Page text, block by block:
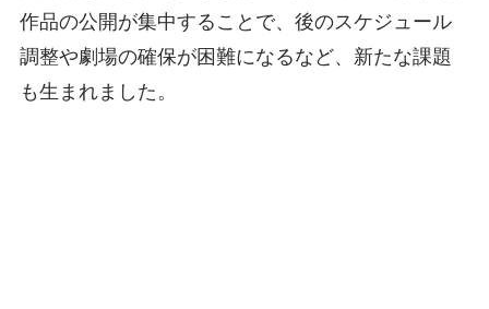
作品の公開が集中することで、後のスケジュール
調整や劇場の確保が困難になるなど、新たな課題
も生まれました。